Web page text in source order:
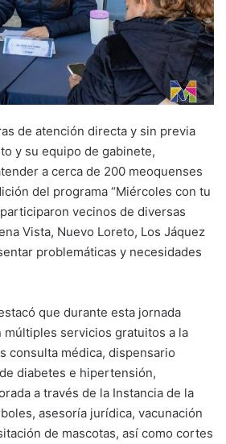
de atención directa y sin previa
y su equipo de gabinete,
a cerca de 200 meoquenses
del programa “Miércoles con tu
vecinos de diversas
Vista, Nuevo Loreto, Los Jáquez
problemáticas y necesidades
que durante esta jornada
múltiples servicios gratuitos a la
consulta médica, dispensario
diabetes e hipertensión,
a través de la Instancia de la
asesoría jurídica, vacunación
de mascotas, así como cortes